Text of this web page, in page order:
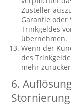
Zusteller
Garantie
Trinkgeldes
übernehmen.
Wenn der
des
mehr
6.